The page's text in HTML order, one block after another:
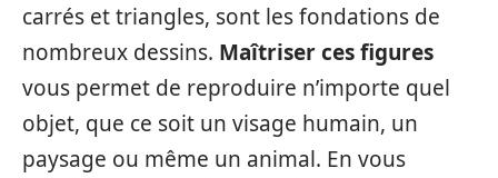
carrés et triangles, sont les fondations de
nombreux dessins. Maîtriser ces figures
vous permet de reproduire n’importe quel
objet, que ce soit un visage humain, un
paysage ou même un animal. En vous